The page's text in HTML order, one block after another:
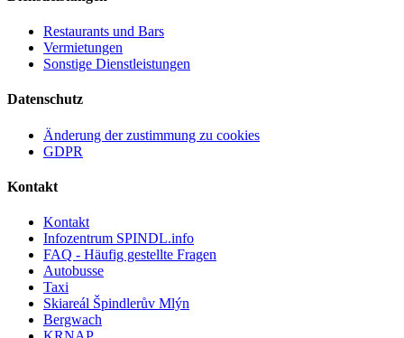
Restaurants und Bars
Vermietungen
Sonstige Dienstleistungen
Datenschutz
Änderung der zustimmung zu cookies
GDPR
Kontakt
Kontakt
Infozentrum SPINDL.info
FAQ - Häufig gestellte Fragen
Autobusse
Taxi
Skiareál Špindlerův Mlýn
Bergwach